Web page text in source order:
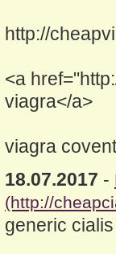
http://
<a
viagra</a>
viagra
18.07.2017 -
(http://
generic